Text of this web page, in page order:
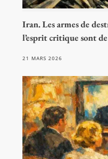
Iran. Les armes de
l’esprit critique sont
21 MARS 2026